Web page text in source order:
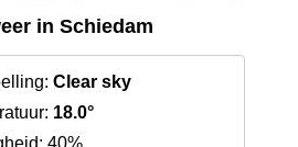
in Schiedam
Clear sky
18.0°